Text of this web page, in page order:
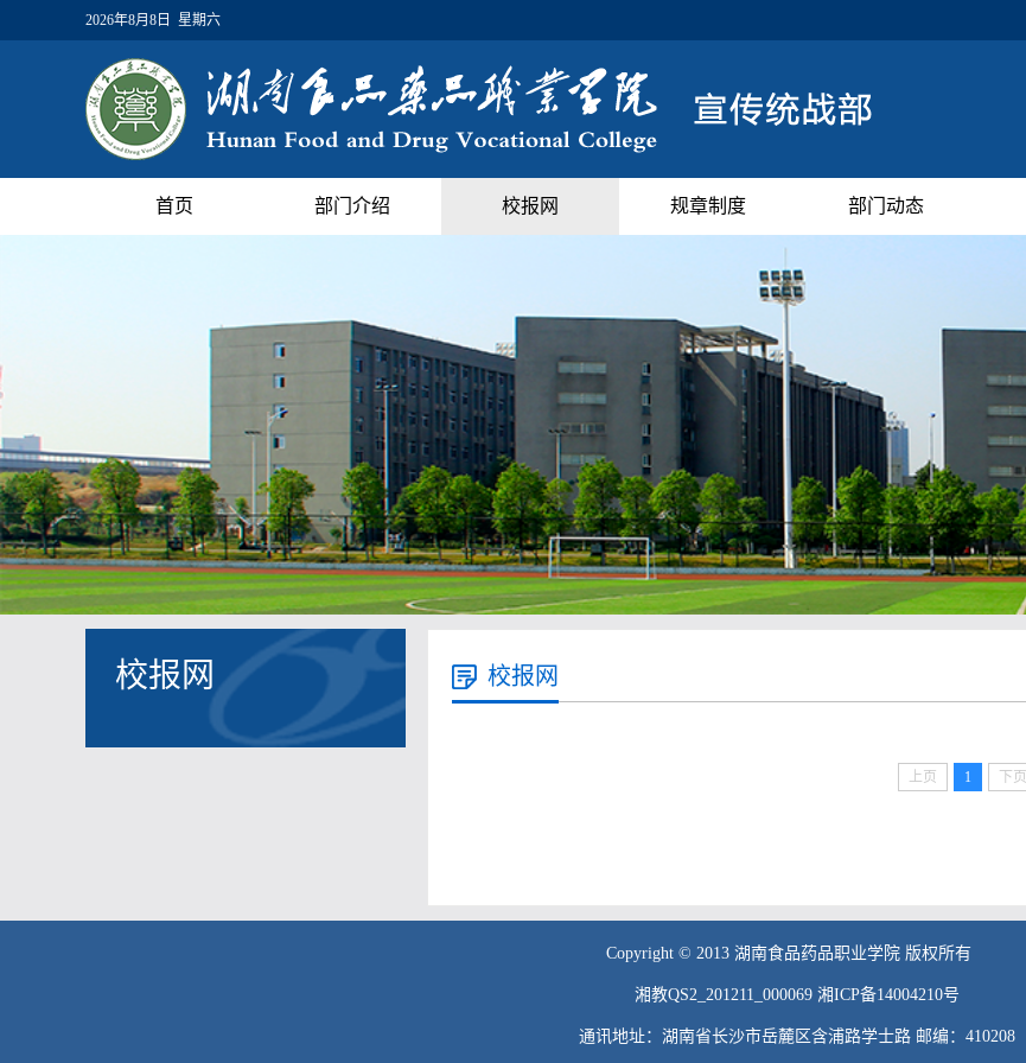
2026年8月8日 星期六
首页 部门介绍 校报网 规章制度 部门动态
校报网 校报网
上页 1 下页
Copyright © 2013 湖南食品药品职业学院 版权所有
湘教QS2_201211_000069 湘ICP备14004210号
通讯地址：湖南省长沙市岳麓区含浦路学士路 邮编：410208